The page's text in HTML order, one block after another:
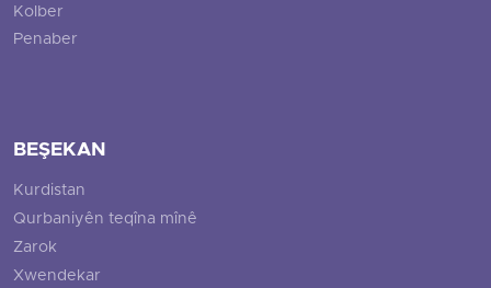
Kolber
Penaber
BEŞEKAN
Kurdistan
Qurbaniyên teqîna mînê
Zarok
Xwendekar